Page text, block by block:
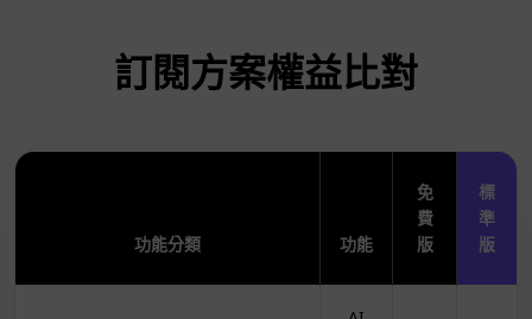
訂閱方案權益比對
功能分類 功能
免
費
版
標
準
版